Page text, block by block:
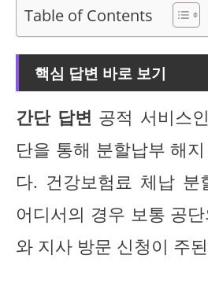
Table of Contents
핵심 답변 바로 보기
간단 답변 공적 서비스
단을 통해 분할납부 해
다. 건강보험료 체납 분
어디서의 경우 보통 공
와 지사 방문 신청이 주